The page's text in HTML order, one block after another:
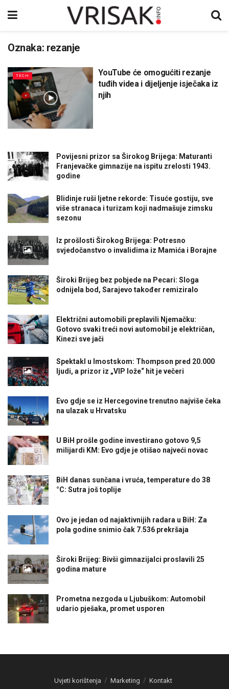
Oznaka: rezanje
TECH
YouTube će omogućiti rezanje
tuđih videa i dijeljenje isječaka iz
njih
Povijesni prizor sa Širokog Brijega: Maturanti
Franjevačke gimnazije na ispitu zrelosti 1943.
godine
Blidinje ruši ljetne rekorde: Tisuće gostiju, sve
više stranaca i turizam koji nadmašuje zimsku
sezonu
Iz prošlosti Širokog Brijega: Potresno
svjedočanstvo o invalidima iz Mamića i Borajne
Široki Brijeg bez pobjede na Pecari: Sloga
odnijela bod, Sarajevo također remiziralo
Električni automobili preplavili Njemačku:
Gotovo svaki treći novi automobil je električan,
Kinezi sve jači
Spektakl u Imostskom: Thompson pred 20.000
ljudi, a prizor iz „VIP lože“ hit je večeri
Evo gdje se iz Hercegovine trenutno najviše čeka
na ulazak u Hrvatsku
U BiH prošle godine investirano gotovo 9,5
milijardi KM: Evo gdje je otišao najveći novac
BiH danas sunčana i vruća, temperature do 38
°C: Sutra još toplije
Ovo je jedan od najaktivnijih radara u BiH: Za
pola godine snimio čak 7.536 prekršaja
Široki Brijeg: Bivši gimnazijalci proslavili 25
godina mature
Prometna nezgoda u Ljubuškom: Automobil
udario pješaka, promet usporen
Uvjeti korištenja Marketing Kontakt